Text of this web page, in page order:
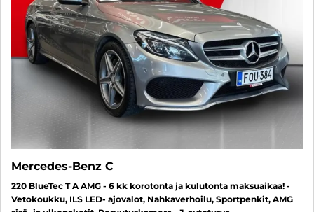
Mercedes-Benz C
220 BlueTec T A AMG - 6 kk korotonta ja kulutonta maksuaikaa! -
Vetokoukku, ILS LED- ajovalot, Nahkaverhoilu, Sportpenkit, AMG